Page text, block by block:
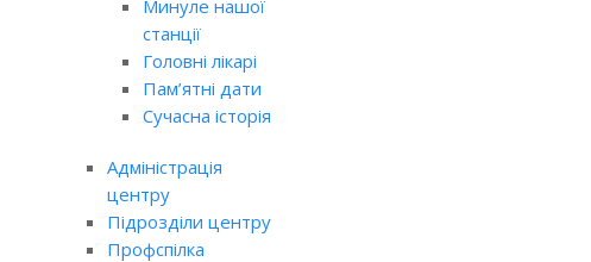
Минуле нашої
станції
Головні лікарі
Пам’ятні дати
Сучасна історія
Адміністрація
центру
Підрозділи центру
Профспілка